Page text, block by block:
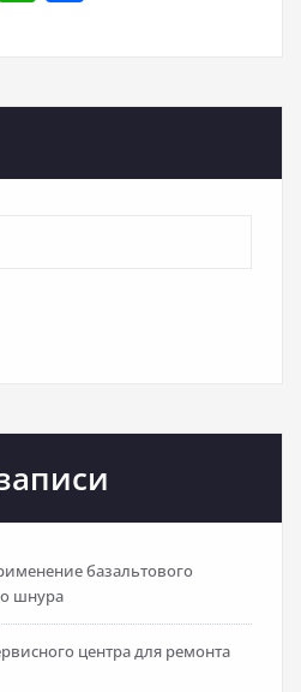
базальтового
шнура
центра для ремонта